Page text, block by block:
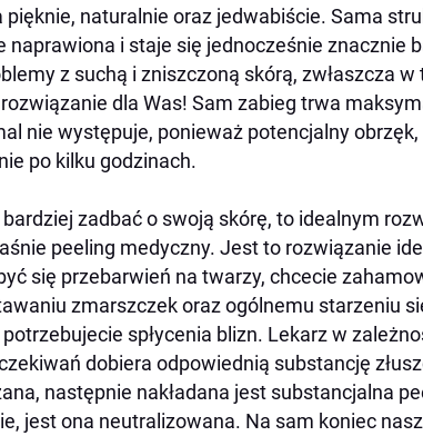
naturalnie oraz jedwabiście. Sama
naprawiona i staje się jednocześnie znacznie
z suchą i zniszczoną skórą, zwłaszcza w
dla Was! Sam zabieg trwa
nie występuje, ponieważ potencjalny
po kilku godzinach.
zadbać o swoją skórę, to idealnym
peeling medyczny. Jest to rozwiązanie
się przebarwień na twarzy, chcecie
zmarszczek oraz ogólnemu starzeniu
spłycenia blizn. Lekarz w
dobiera odpowiednią substancję
następnie nakładana jest substancjalna
jest ona neutralizowana. Na sam koniec